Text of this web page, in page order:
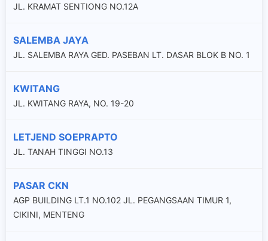
JL. KRAMAT SENTIONG NO.12A
SALEMBA JAYA
JL. SALEMBA RAYA GED. PASEBAN LT. DASAR BLOK B NO. 1
KWITANG
JL. KWITANG RAYA, NO. 19-20
LETJEND SOEPRAPTO
JL. TANAH TINGGI NO.13
PASAR CKN
AGP BUILDING LT.1 NO.102 JL. PEGANGSAAN TIMUR 1,
CIKINI, MENTENG